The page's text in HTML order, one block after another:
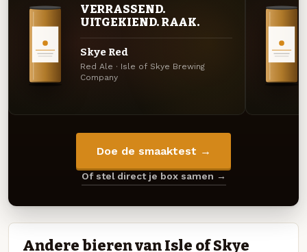
VERRASSEND.
UITGEKIEND. RAAK.
Skye Red
Red Ale · Isle of Skye Brewing
Company
Doe de smaaktest →
Of stel direct je box samen →
Andere bieren van Isle of Skye